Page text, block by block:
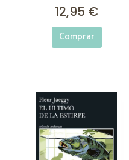
12,95 €
Comprar